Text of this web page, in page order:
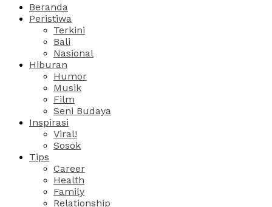
Beranda
Peristiwa
Terkini
Bali
Nasional
Hiburan
Humor
Musik
Film
Seni Budaya
Inspirasi
Viral!
Sosok
Tips
Career
Health
Family
Relationship